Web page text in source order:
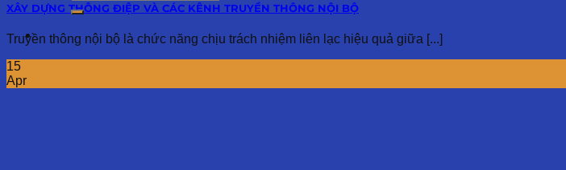
XÂY DỰNG THÔNG ĐIỆP VÀ CÁC KÊNH TRUYỀN THÔNG NỘI BỘ
Truyền thông nội bộ là chức năng chịu trách nhiệm liên lạc hiệu quả giữa [...]
15
Apr